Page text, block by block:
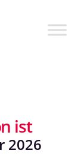
ist
2026